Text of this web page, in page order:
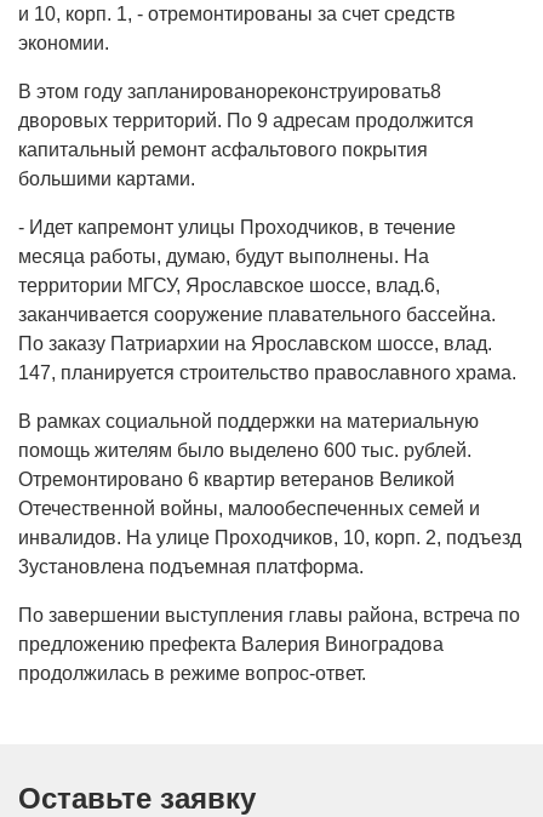
и 10, корп. 1, - отремонтированы за счет средств
экономии.
В этом году запланированореконструировать8
дворовых территорий. По 9 адресам продолжится
капитальный ремонт асфальтового покрытия
большими картами.
- Идет капремонт улицы Проходчиков, в течение
месяца работы, думаю, будут выполнены. На
территории МГСУ, Ярославское шоссе, влад.6,
заканчивается сооружение плавательного бассейна.
По заказу Патриархии на Ярославском шоссе, влад.
147, планируется строительство православного храма.
В рамках социальной поддержки на материальную
помощь жителям было выделено 600 тыс. рублей.
Отремонтировано 6 квартир ветеранов Великой
Отечественной войны, малообеспеченных семей и
инвалидов. На улице Проходчиков, 10, корп. 2, подъезд
3установлена подъемная платформа.
По завершении выступления главы района, встреча по
предложению префекта Валерия Виноградова
продолжилась в режиме вопрос-ответ.
Оставьте заявку